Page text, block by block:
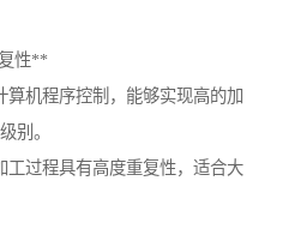
性**
机程序控制，能够实现高的加
别。
过程具有高度重复性，适合大